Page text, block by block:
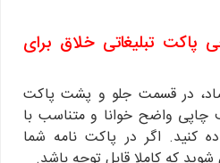
پاکت تبلیغاتی خلاق برای
در قسمت جلو و پشت پاکت
چاپی واضح خوانا و متناسب با
کنید. اگر در پاکت نامه شما